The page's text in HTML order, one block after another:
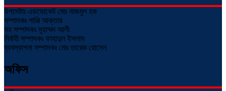
উপদেষ্টাঃ এডভোকেট মোঃ নাজমুল হক
সম্পাদকঃ পাপ্পি আক্তার
সহ সম্পাদকঃ মুহাম্মদ আলী
নির্বাহী সম্পাদকঃ ফাহাদুল ইসলাম
ব্যবস্থাপনা সম্পাদকঃ মোঃ তারেক হোসেন
অফিস